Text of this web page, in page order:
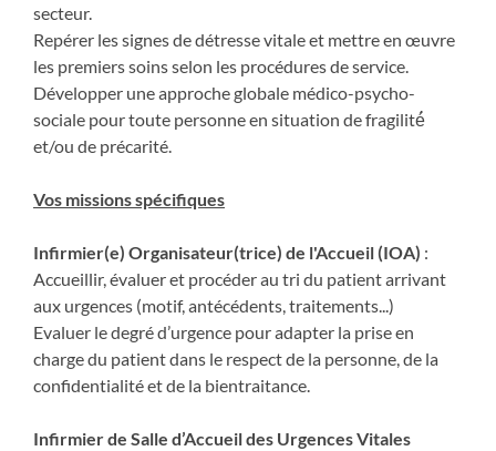
secteur.
Repérer les signes de détresse vitale et mettre en œuvre
les premiers soins selon les procédures de service.
Développer une approche globale médico-psycho-
sociale pour toute personne en situation de fragilité́
et/ou de précarité.
Vos missions spécifiques
Infirmier(e) Organisateur(trice) de l'Accueil (IOA) :
Accueillir, évaluer et procéder au tri du patient arrivant
aux urgences (motif, antécédents, traitements...)
Evaluer le degré d’urgence pour adapter la prise en
charge du patient dans le respect de la personne, de la
confidentialité et de la bientraitance.
Infirmier de Salle d’Accueil des Urgences Vitales